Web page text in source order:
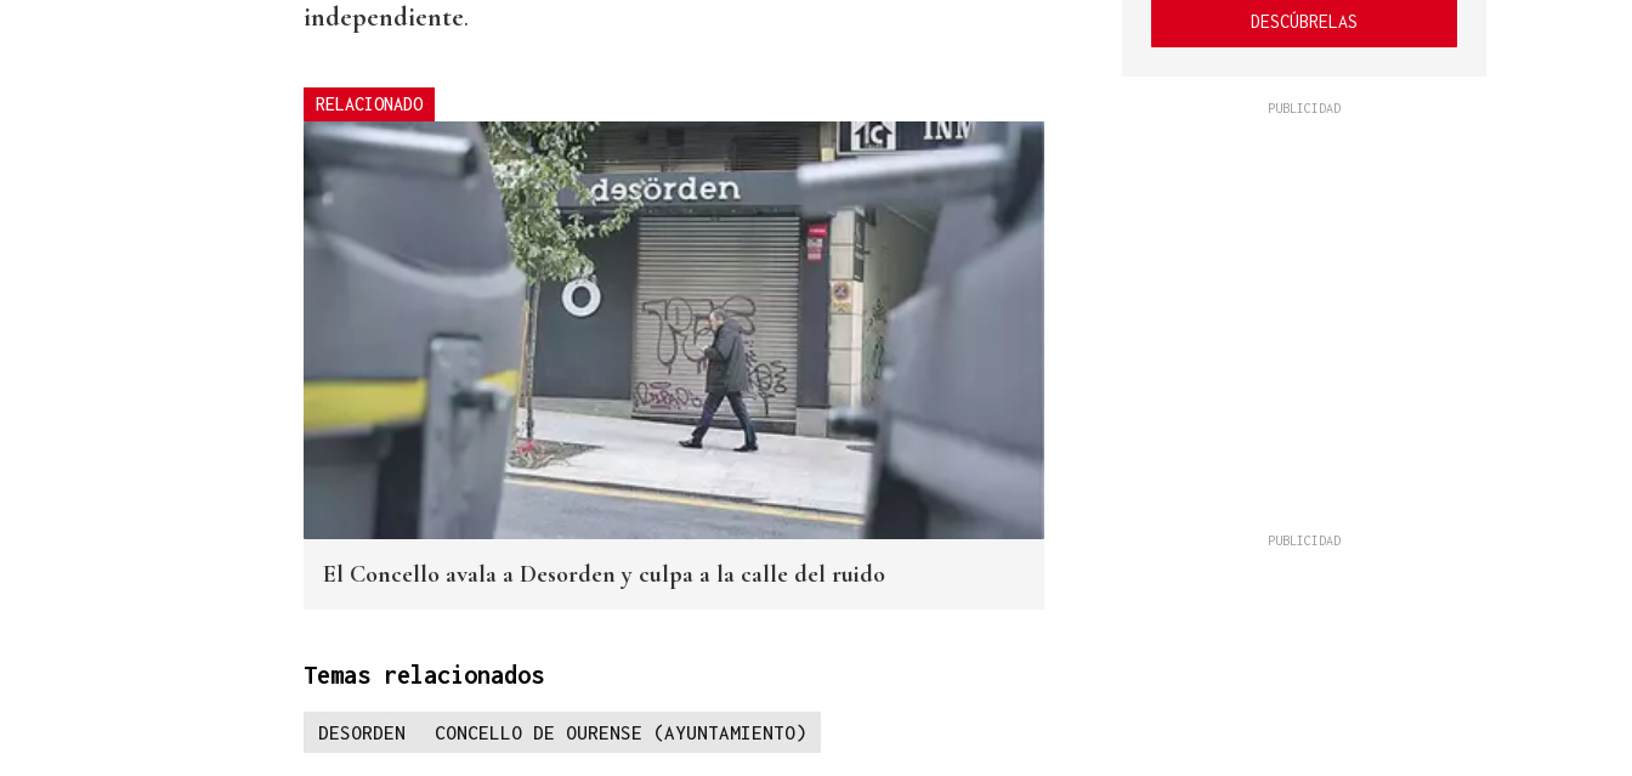
independiente.
RELACIONADO
El Concello avala a Desorden y culpa a la calle del ruido
Temas relacionados
DESORDEN CONCELLO DE OURENSE (AYUNTAMIENTO)
DESCÚBRELAS